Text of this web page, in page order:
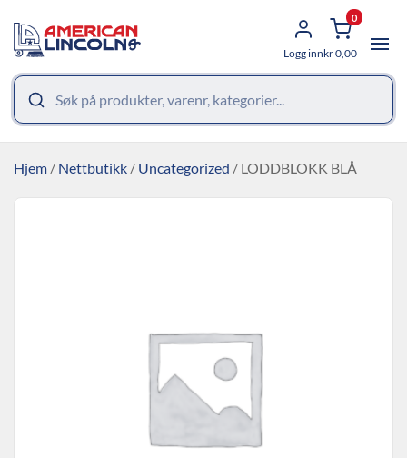
Logg inn
0
kr0,00
Hjem / Nettbutikk / Uncategorized / LODDBLOKK BLÅ